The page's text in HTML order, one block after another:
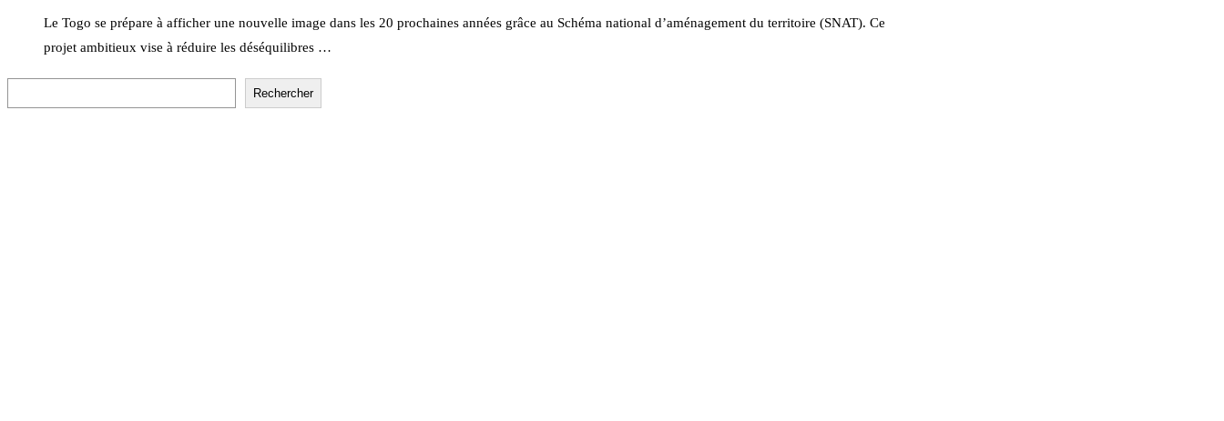
Le Togo se prépare à afficher une nouvelle image dans les 20 prochaines années grâce au Schéma national d’aménagement du territoire (SNAT). Ce
projet ambitieux vise à réduire les déséquilibres …
Rechercher
Rechercher